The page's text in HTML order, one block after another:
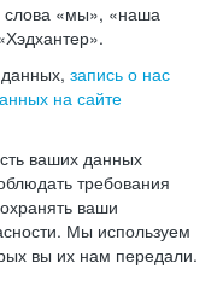
слова «мы», «наша
запись о нас
на сайте
ваших данных
требования
ваши
Мы используем
вы их нам передали.